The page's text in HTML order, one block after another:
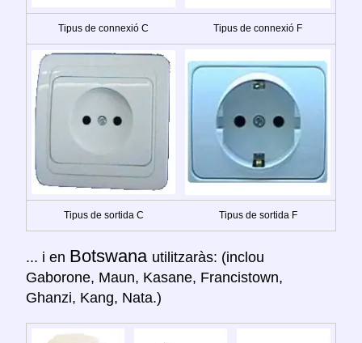
Tipus de connexió C Tipus de connexió F
Tipus de sortida C Tipus de sortida F
... i en Botswana utilitzaràs: (inclou
Gaborone, Maun, Kasane, Francistown,
Ghanzi, Kang, Nata.)